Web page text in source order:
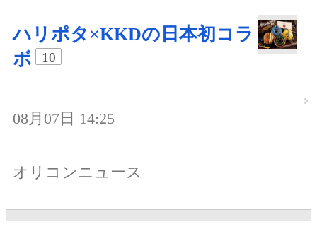
ハリポタ×KKDの日本初コラ
ボ
10
08月07日 14:25
オリコンニュース